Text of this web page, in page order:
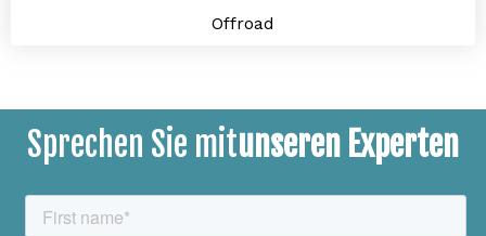
Offroad
Sprechen Sie mitunseren Experten